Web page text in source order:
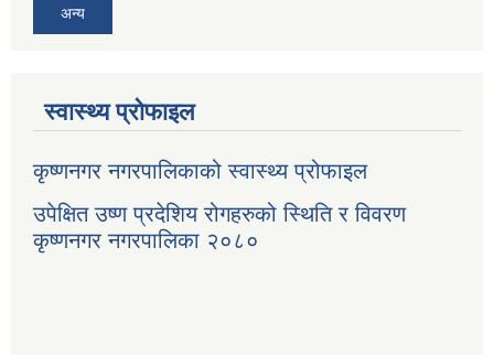
अन्य
स्वास्थ्य प्रोफाइल
कृष्णनगर नगरपालिकाको स्वास्थ्य प्रोफाइल
उपेक्षित उष्ण प्रदेशिय रोगहरुको स्थिति र विवरण
कृष्णनगर नगरपालिका २०८०